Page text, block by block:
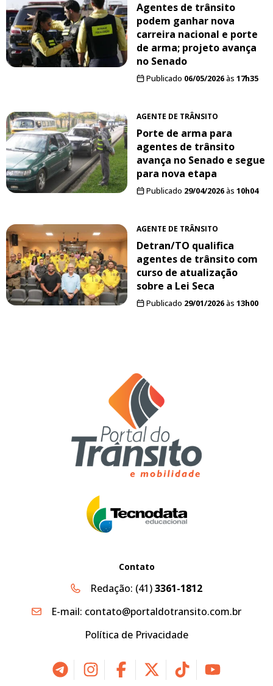
Agentes de trânsito
podem ganhar nova
carreira nacional e porte
de arma; projeto avança
no Senado
Publicado 06/05/2026às 17h35
AGENTE DE TRÂNSITO
Porte de arma para
agentes de trânsito
avança no Senado e segue
para nova etapa
Publicado 29/04/2026às 10h04
AGENTE DE TRÂNSITO
Detran/TO qualifica
agentes de trânsito com
curso de atualização
sobre a Lei Seca
Publicado 29/01/2026às 13h00
Contato
Redação: (41)3361-1812
E-mail: contato@portaldotransito.com.br
Política de Privacidade